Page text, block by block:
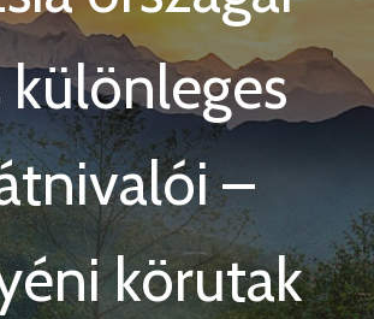
különleges
–
körutak